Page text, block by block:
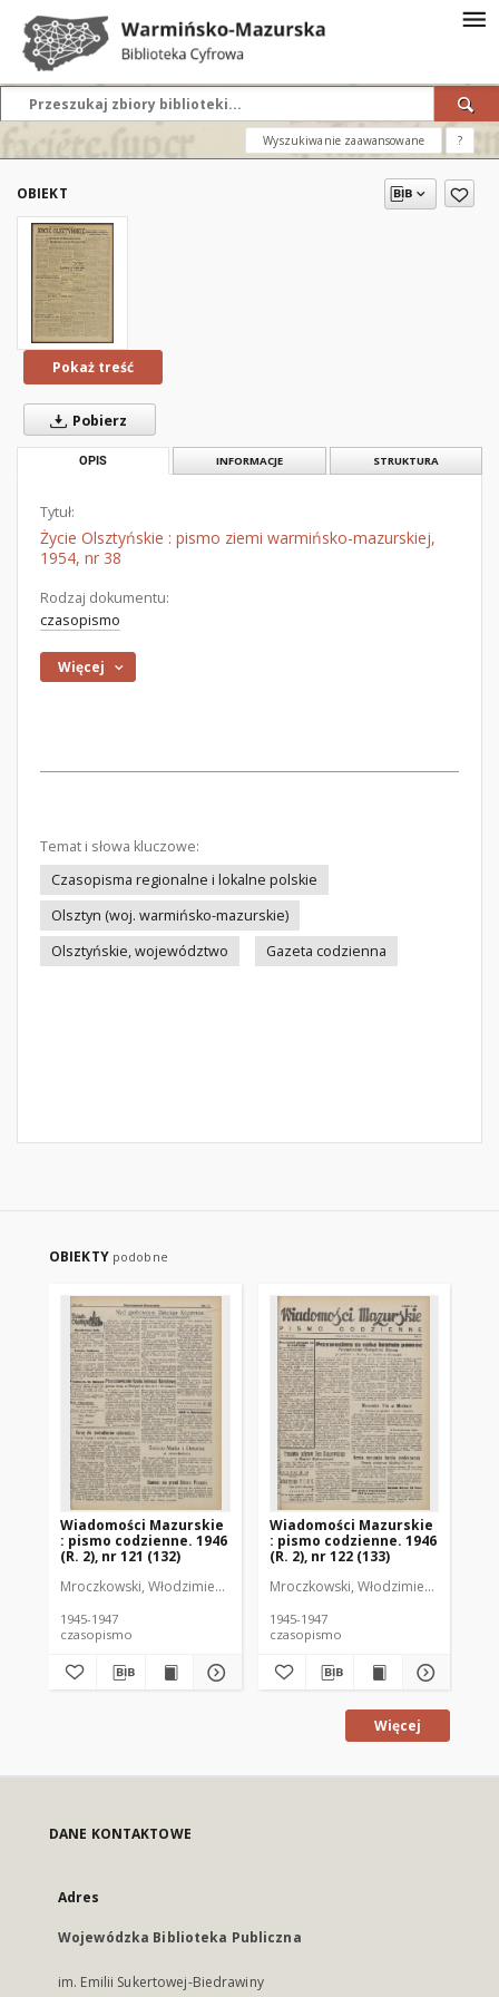
Wyszukiwanie zaawansowane ?
OBIEKT
Pokaż treść
Pobierz
OPIS INFORMACJE STRUKTURA
Tytuł:
Życie Olsztyńskie : pismo ziemi warmińsko-mazurskiej,
1954, nr 38
Rodzaj dokumentu:
czasopismo
Więcej
Temat i słowa kluczowe:
Czasopisma regionalne i lokalne polskie
Olsztyn (woj. warmińsko-mazurskie)
Olsztyńskie, województwo
Gazeta codzienna
OBIEKTY podobne
Wiadomości Mazurskie
: pismo codzienne. 1946
(R. 2), nr 121 (132)
Mroczkowski, Włodzimierz (1902-1971). Redaktor
1945-1947
czasopismo
Wiadomości Mazurskie
: pismo codzienne. 1946
(R. 2), nr 122 (133)
Mroczkowski, Włodzimierz (1902-
1945-1947
czasopismo
Więcej
DANE KONTAKTOWE
Adres
Wojewódzka Biblioteka Publiczna
im. Emilii Sukertowej-Biedrawiny